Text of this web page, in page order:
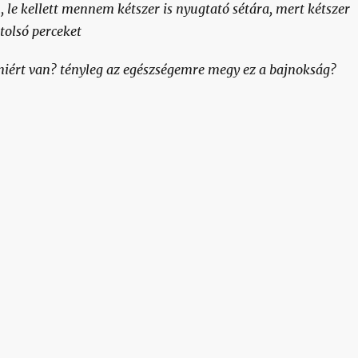
le kellett mennem kétszer is nyugtató sétára, mert kétszer
perceket
van? tényleg az egészségemre megy ez a bajnokság?
jelentem, mintha elmúlt volna a kéz- és